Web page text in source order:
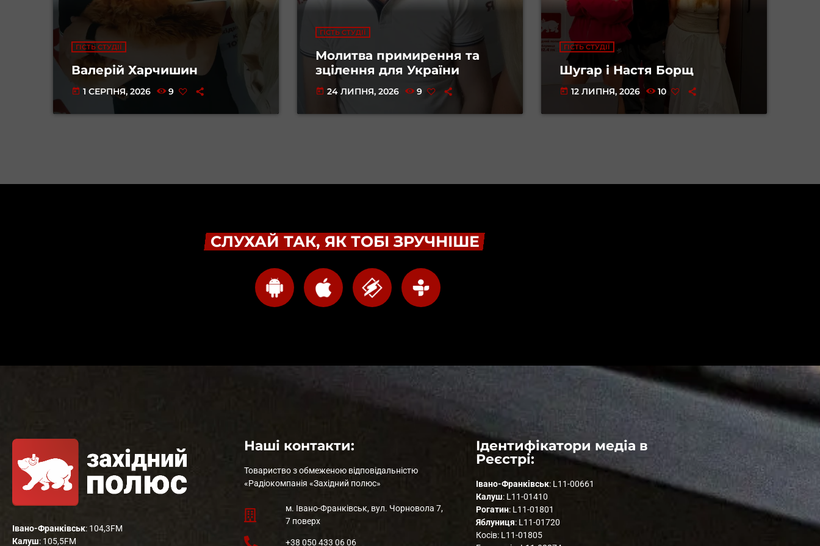
ГІСТЬ СТУДІЇ
Валерій Харчишин
today 1 СЕРПНЯ, 2026 9
ГІСТЬ СТУДІЇ
Молитва примирення та
зцілення для України
today 24 ЛИПНЯ, 2026 9
ГІСТЬ СТУДІЇ
Шугар і Настя Борщ
today 12 ЛИПНЯ, 2026 10
СЛУХАЙ ТАК, ЯК ТОБІ ЗРУЧНІШЕ
Івано-Франківськ: 104,3FM
Калуш: 105,5FM
Наші контакти:
Товариство з обмеженою відповідальністю
«Радіокомпанія «Західний полюс»
м. Івано-Франківськ, вул. Чорновола 7,
7 поверх
+38 050 433 06 06
Ідентифікатори медіа в
Реєстрі:
Івано-Франківськ: L11-00661
Калуш: L11-01410
Рогатин: L11-01801
Яблуниця: L11-01720
Косів: L11-01805